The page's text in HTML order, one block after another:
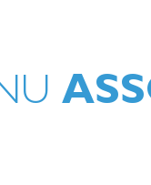
des Jeux